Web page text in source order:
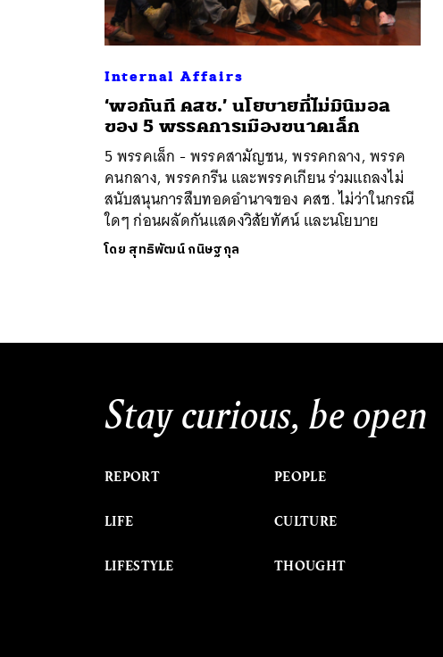
Internal Affairs
‘พอกันที คสช.’ นโยบายที่ไม่มินิมอล
ของ 5 พรรคการเมืองขนาดเล็ก
5 พรรคเล็ก - พรรคสามัญชน, พรรคกลาง, พรรค
คนกลาง, พรรคกรีน และพรรคเกียน ร่วมแถลงไม่
สนับสนุนการสืบทอดอำนาจของ คสช. ไม่ว่าในกรณี
ใดๆ ก่อนผลัดกันแสดงวิสัยทัศน์ และนโยบาย
โดย สุทธิพัฒน์ กนิษฐกุล
Stay curious, be open
REPORT
LIFE
LIFESTYLE
PEOPLE
CULTURE
THOUGHT